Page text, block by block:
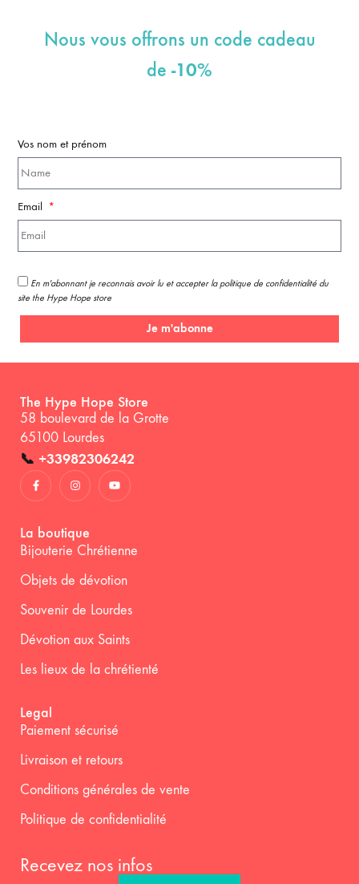
Nous vous offrons un code cadeau
de -10%
Vos nom et prénom
Email
En m'abonnant je reconnais avoir lu et accepter la politique de confidentialité du
site the Hype Hope store
Je m'abonne
The Hype Hope Store
58 boulevard de la Grotte
65100 Lourdes
📞 +33982306242
La boutique
Bijouterie Chrétienne
Objets de dévotion
Souvenir de Lourdes
Dévotion aux Saints
Les lieux de la chrétienté
Legal
Paiement sécurisé
Livraison et retours
Conditions générales de vente
Politique de confidentialité
Recevez nos infos